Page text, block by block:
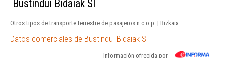
Bustindui Bidaiak Sl
Otros tipos de transporte terrestre de pasajeros n.c.o.p. | Bizkaia
Datos comerciales de Bustindui Bidaiak Sl
Información ofrecida por